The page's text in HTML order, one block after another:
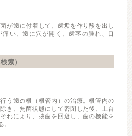
が歯に付着して、歯垢を作り酸を出し
い、歯に穴が開く、歯茎の腫れ、口
索）
う歯の根（根管内）の治療。根管内の
き、無菌状態にして密閉した後、土台
れにより、抜歯を回避し、歯の機能を
。